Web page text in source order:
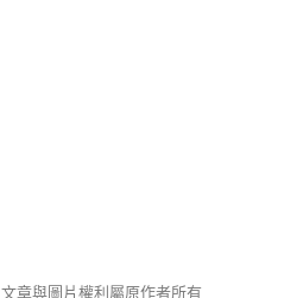
文章與圖片權利屬原作者所有